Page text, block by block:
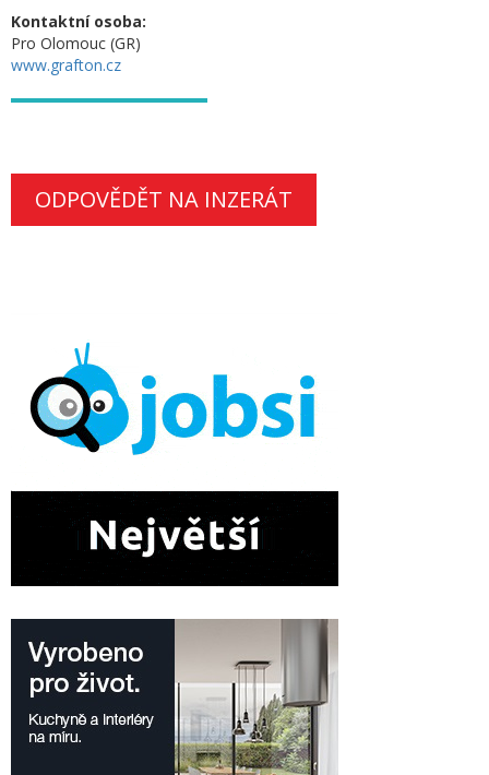
Kontaktní osoba:
Pro Olomouc (GR)
www.grafton.cz
ODPOVĚDĚT NA INZERÁT